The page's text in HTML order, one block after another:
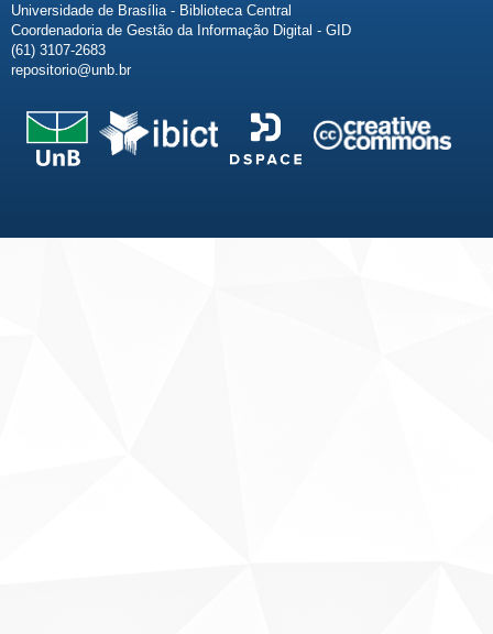
Universidade de Brasília - Biblioteca Central
Coordenadoria de Gestão da Informação Digital - GID
(61) 3107-2683
repositorio@unb.br